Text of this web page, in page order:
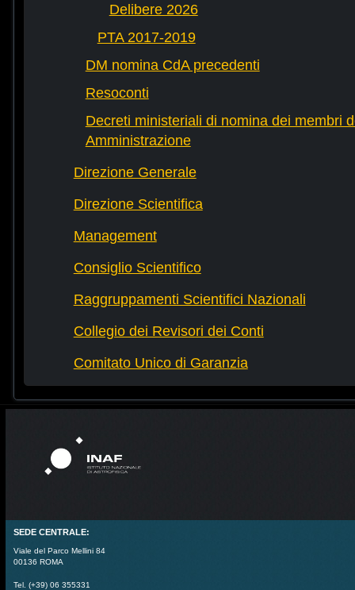
Delibere 2026
PTA 2017-2019
DM nomina CdA precedenti
Resoconti
Decreti ministeriali di nomina dei membri
Amministrazione
Direzione Generale
Direzione Scientifica
Management
Consiglio Scientifico
Raggruppamenti Scientifici Nazionali
Collegio dei Revisori dei Conti
Comitato Unico di Garanzia
SEDE CENTRALE:
Viale del Parco Mellini 84
00136 ROMA
Tel. (+39) 06 355331